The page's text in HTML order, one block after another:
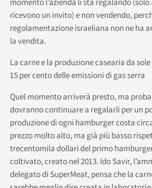
ricevono un invito) e non vendendo,
regolamentazione israeliana non ne ha
la vendita.
La carne e la produzione casearia da
15 per cento delle emissioni di gas serra
Quel momento arriverà presto, ma
dovranno continuare a regalarli per un
produzione di ogni hamburger costa
prezzo molto alto, ma già più basso
trecentomila dollari del primo
coltivato, creato nel 2013. Ido Savir,
delegato di SuperMeat, pensa che la